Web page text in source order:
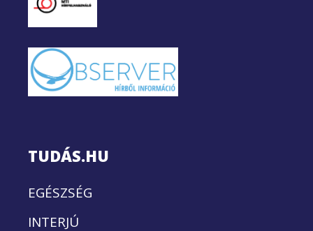
TUDÁS.HU
EGÉSZSÉG
INTERJÚ